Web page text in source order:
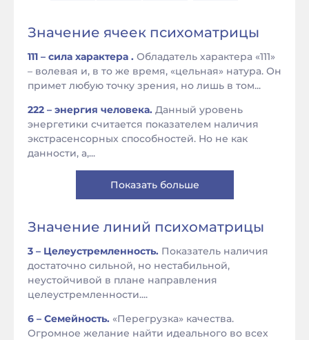
Значение ячеек психоматрицы
111 – сила характера . Обладатель характера «111»
– волевая и, в то же время, «цельная» натура. Он
примет любую точку зрения, но лишь в том...
222 – энергия человека. Данный уровень
энергетики считается показателем наличия
экстрасенсорных способностей. Но не как
данности, а,...
Показать больше
Значение линий психоматрицы
3 – Целеустремленность. Показатель наличия
достаточно сильной, но нестабильной,
неустойчивой в плане направления
целеустремленности....
6 – Семейность. «Перегрузка» качества.
Огромное желание найти идеального во всех